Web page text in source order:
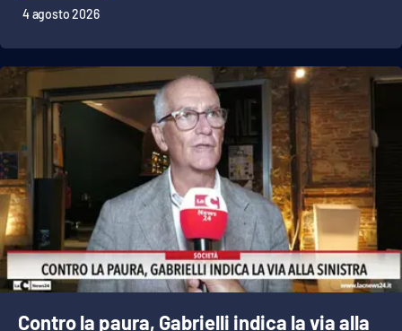
4 agosto 2026
Contro la paura, Gabrielli indica la via alla